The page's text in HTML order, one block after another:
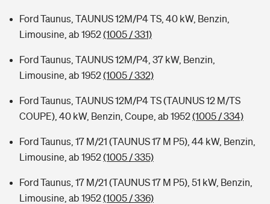
Ford Taunus, TAUNUS 12M/P4 TS, 40 kW, Benzin,
Limousine, ab 1952(1005 / 331)
Ford Taunus, TAUNUS 12M/P4, 37 kW, Benzin,
Limousine, ab 1952(1005 / 332)
Ford Taunus, TAUNUS 12M/P4 TS (TAUNUS 12 M/TS
COUPE), 40 kW, Benzin, Coupe, ab 1952(1005 / 334)
Ford Taunus, 17 M/21 (TAUNUS 17 M P5), 44 kW, Benzin,
Limousine, ab 1952(1005 / 335)
Ford Taunus, 17 M/21 (TAUNUS 17 M P5), 51 kW, Benzin,
Limousine, ab 1952(1005 / 336)